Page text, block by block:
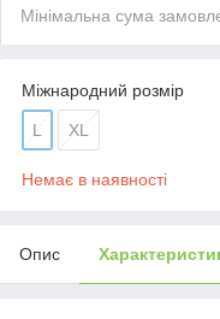
Мінімальна сума
Міжнародний розмір
L XL
Немає в наявності
Опис